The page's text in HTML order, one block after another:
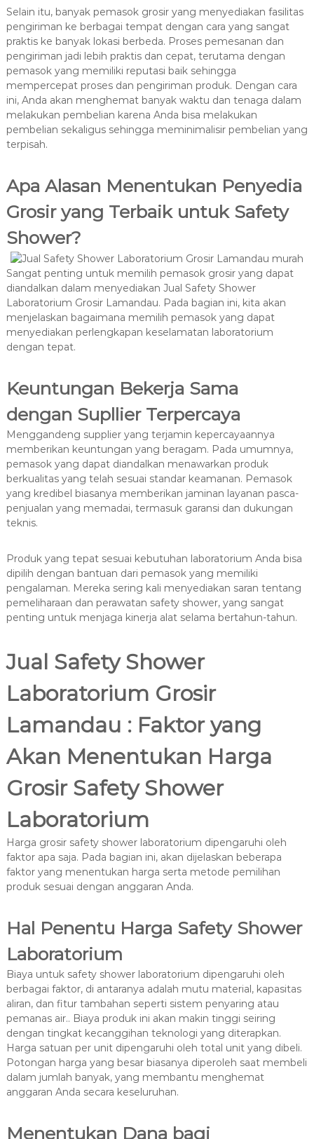
Selain itu, banyak pemasok grosir yang menyediakan fasilitas
pengiriman ke berbagai tempat dengan cara yang sangat
praktis ke banyak lokasi berbeda. Proses pemesanan dan
pengiriman jadi lebih praktis dan cepat, terutama dengan
pemasok yang memiliki reputasi baik sehingga
mempercepat proses dan pengiriman produk. Dengan cara
ini, Anda akan menghemat banyak waktu dan tenaga dalam
melakukan pembelian karena Anda bisa melakukan
pembelian sekaligus sehingga meminimalisir pembelian yang
terpisah.
Apa Alasan Menentukan Penyedia
Grosir yang Terbaik untuk Safety
Shower?
Sangat penting untuk memilih pemasok grosir yang dapat
diandalkan dalam menyediakan Jual Safety Shower
Laboratorium Grosir Lamandau. Pada bagian ini, kita akan
menjelaskan bagaimana memilih pemasok yang dapat
menyediakan perlengkapan keselamatan laboratorium
dengan tepat.
Keuntungan Bekerja Sama
dengan Supllier Terpercaya
Menggandeng supplier yang terjamin kepercayaannya
memberikan keuntungan yang beragam. Pada umumnya,
pemasok yang dapat diandalkan menawarkan produk
berkualitas yang telah sesuai standar keamanan. Pemasok
yang kredibel biasanya memberikan jaminan layanan pasca-
penjualan yang memadai, termasuk garansi dan dukungan
teknis.
Produk yang tepat sesuai kebutuhan laboratorium Anda bisa
dipilih dengan bantuan dari pemasok yang memiliki
pengalaman. Mereka sering kali menyediakan saran tentang
pemeliharaan dan perawatan safety shower, yang sangat
penting untuk menjaga kinerja alat selama bertahun-tahun.
Jual Safety Shower
Laboratorium Grosir
Lamandau : Faktor yang
Akan Menentukan Harga
Grosir Safety Shower
Laboratorium
Harga grosir safety shower laboratorium dipengaruhi oleh
faktor apa saja. Pada bagian ini, akan dijelaskan beberapa
faktor yang menentukan harga serta metode pemilihan
produk sesuai dengan anggaran Anda.
Hal Penentu Harga Safety Shower
Laboratorium
Biaya untuk safety shower laboratorium dipengaruhi oleh
berbagai faktor, di antaranya adalah mutu material, kapasitas
aliran, dan fitur tambahan seperti sistem penyaring atau
pemanas air.. Biaya produk ini akan makin tinggi seiring
dengan tingkat kecanggihan teknologi yang diterapkan.
Harga satuan per unit dipengaruhi oleh total unit yang dibeli.
Potongan harga yang besar biasanya diperoleh saat membeli
dalam jumlah banyak, yang membantu menghemat
anggaran Anda secara keseluruhan.
Menentukan Dana bagi